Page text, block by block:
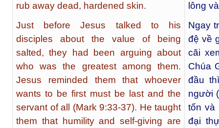
rub away dead, hardened skin.
Just before Jesus talked to his
disciples about the value of being
salted, they had been arguing about
who was the greatest among them.
Jesus reminded them that whoever
wants to be first must be last and the
servant of all (Mark 9:33-37). He taught
them that humility and self-giving are
lông
Ngay
đệ về
cãi
Chúa
đầu
người
tốn và
đại